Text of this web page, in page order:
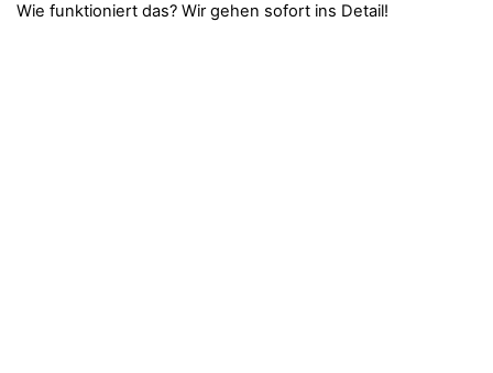
Wie funktioniert das? Wir gehen sofort ins Detail!